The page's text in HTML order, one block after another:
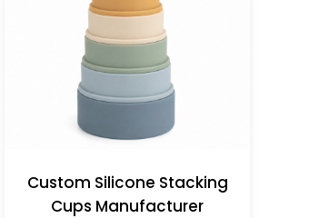
Custom Silicone Stacking
Cups Manufacturer